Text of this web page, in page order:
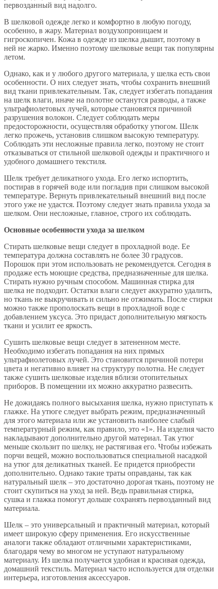
первозданный вид надолго.
В шелковой одежде легко и комфортно в любую погоду,
особенно, в жару. Материал воздухопроницаем и
гигроскопичен. Кожа в одежде из шелка дышит, поэтому в
ней не жарко. Именно поэтому шелковые вещи так популярны
летом.
Однако, как и у любого другого материала, у шелка есть свои
особенности. О них следует знать, чтобы сохранить внешний
вид ткани привлекательным. Так, следует избегать попадания
на шелк влаги, иначе на полотне останутся разводы, а также
ультрафиолетовых лучей, которые становятся причиной
разрушения волокон. Следует соблюдать меры
предосторожности, осуществляя обработку утюгом. Шелк
легко прожечь, установив слишком высокую температуру.
Соблюдать эти несложные правила легко, поэтому не стоит
отказываться от стильной шелковой одежды и практичного и
удобного домашнего текстиля.
Шелк требует деликатного ухода. Его легко испортить,
постирав в горячей воде или погладив при слишком высокой
температуре. Вернуть привлекательный внешний вид после
этого уже не удастся. Поэтому следует знать правила ухода за
шелком. Они несложные, главное, строго их соблюдать.
Основные особенности ухода за шелком
Стирать шелковые вещи следует в прохладной воде. Ее
температура должна составлять не более 30 градусов.
Порошок при этом использовать не рекомендуется. Сегодня в
продаже есть моющие средства, предназначенные для шелка.
Стирать нужно ручным способом. Машинная стирка для
шелка не подходит. Остатки влаги следует аккуратно удалить,
но ткань не выкручивать и сильно не отжимать. После стирки
можно также прополоскать вещи в прохладной воде с
добавлением уксуса. Это придаст дополнительную мягкость
ткани и усилит ее яркость.
Сушить шелковые вещи следует в затененном месте.
Необходимо избегать попадания на них прямых
ультрафиолетовых лучей. Это становится причиной потери
цвета и негативно влияет на структуру полотна. Не следует
также сушить шелковые изделия вблизи отопительных
приборов. В помещении их можно аккуратно развесить.
Не дожидаясь полного высыхания шелка, нужно приступать к
глажке. На утюге следует выбрать режим, предназначенный
для этого материала или же установить наиболее слабый
температурный режим, как правило, это «1». На изделия часто
накладывают дополнительно другой материал. Так утюг
меньше скользит по шелку, не растягивая его. Чтобы избежать
порчи вещей, можно воспользоваться специальной насадкой
на утюг для деликатных тканей. Ее придется приобрести
дополнительно. Однако такие траты оправданы, так как
натуральный шелк – это достаточно дорогая ткань, поэтому не
стоит скупиться на уход за ней. Ведь правильная стирка,
сушка и глажка помогут дольше сохранять первозданный вид
материала.
Шелк – это универсальный и практичный материал, который
имеет широкую сферу применения. Его искусственные
аналоги также обладают отличными характеристиками,
благодаря чему во многом не уступают натуральному
материалу. Из шелка получается удобная и красивая одежда,
домашний текстиль. Материал часто используется для отделки
интерьера, изготовления аксессуаров.